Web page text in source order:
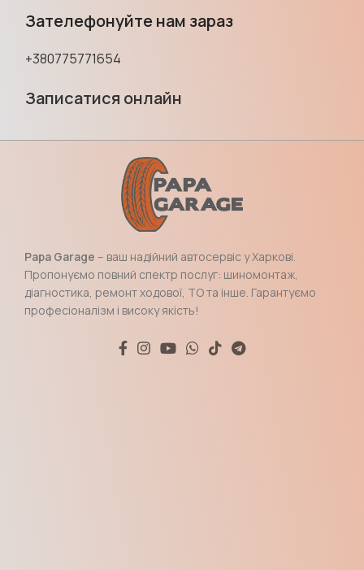
Зателефонуйте нам зараз
+380775771654
Записатися онлайн
Papa Garage – ваш надійний автосервіс у Харкові.
Пропонуємо повний спектр послуг: шиномонтаж,
діагностика, ремонт ходової, ТО та інше. Гарантуємо
професіоналізм і високу якість!